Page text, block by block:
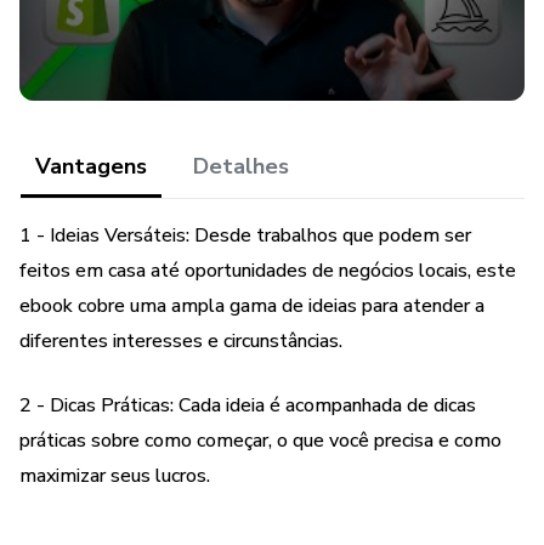
Vantagens Detalhes
1 - Ideias Versáteis: Desde trabalhos que podem ser
feitos em casa até oportunidades de negócios locais, este
ebook cobre uma ampla gama de ideias para atender a
diferentes interesses e circunstâncias.
2 - Dicas Práticas: Cada ideia é acompanhada de dicas
práticas sobre como começar, o que você precisa e como
maximizar seus lucros.